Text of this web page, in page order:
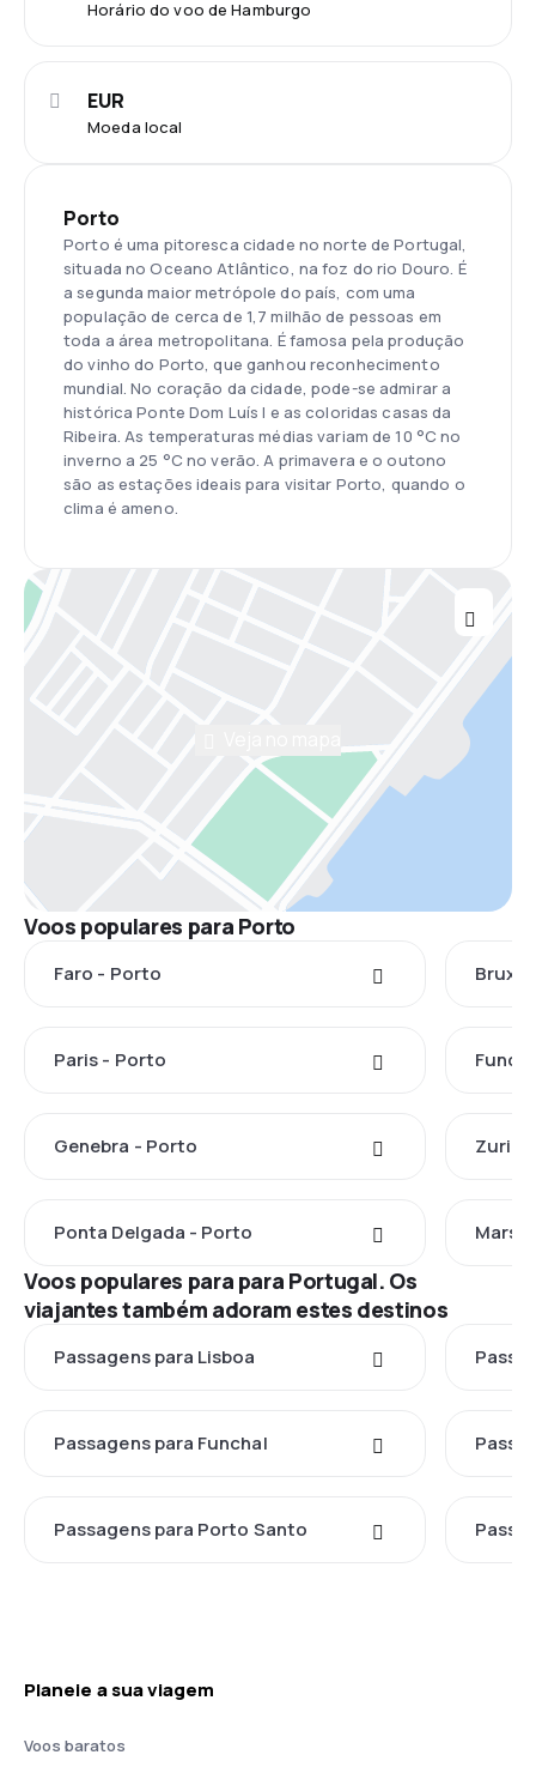
Horário do voo de Hamburgo
Moeda local
EUR
Porto
Porto é uma pitoresca cidade no norte de Portugal,
situada no Oceano Atlântico, na foz do rio Douro. É
a segunda maior metrópole do país, com uma
população de cerca de 1,7 milhão de pessoas em
toda a área metropolitana. É famosa pela produção
do vinho do Porto, que ganhou reconhecimento
mundial. No coração da cidade, pode-se admirar a
histórica Ponte Dom Luís I e as coloridas casas da
Ribeira. As temperaturas médias variam de 10 °C no
inverno a 25 °C no verão. A primavera e o outono
são as estações ideais para visitar Porto, quando o
clima é ameno.
Voos populares para Porto
Faro - Porto
Paris - Porto
Genebra - Porto
Ponta Delgada - Porto
Voos populares para para Portugal. Os
viajantes também adoram estes destinos
Passagens para Lisboa
Passagens para Funchal
Passagens para Porto Santo
Planeie a sua viagem
Voos baratos